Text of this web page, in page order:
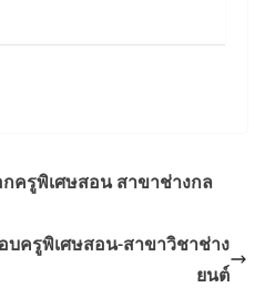
ครูพิเศษสอน สาขาช่างกล
ครูพิเศษสอน-สาขาวิชาช่าง
ยนต์